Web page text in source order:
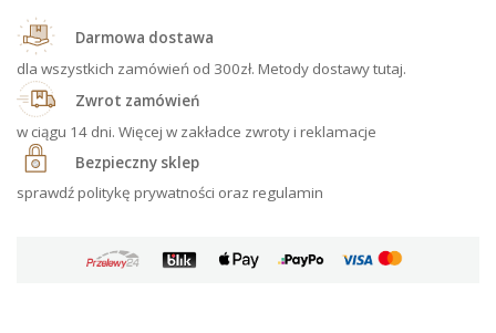
Darmowa dostawa
dla wszystkich zamówień od 300zł. Metody dostawy tutaj.
Zwrot zamówień
w ciągu 14 dni. Więcej w zakładce zwroty i reklamacje
Bezpieczny sklep
sprawdź politykę prywatności oraz regulamin